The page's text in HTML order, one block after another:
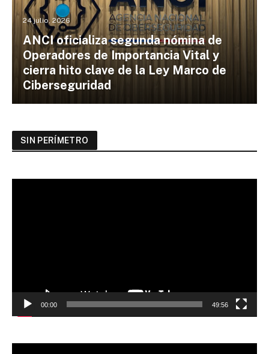
24 julio, 2026
ANCI oficializa segunda nómina de
Operadores de Importancia Vital y
cierra hito clave de la Ley Marco de
Ciberseguridad
SIN PERÍMETRO
00:00 49:56